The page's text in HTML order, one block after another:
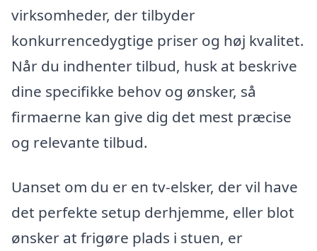
virksomheder, der tilbyder
konkurrencedygtige priser og høj kvalitet.
Når du indhenter tilbud, husk at beskrive
dine specifikke behov og ønsker, så
firmaerne kan give dig det mest præcise
og relevante tilbud.
Uanset om du er en tv-elsker, der vil have
det perfekte setup derhjemme, eller blot
ønsker at frigøre plads i stuen, er